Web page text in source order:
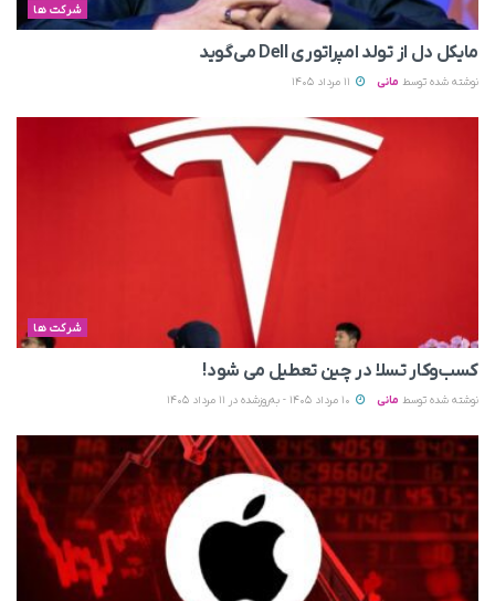
شرکت ها
مایکل دل از تولد امپراتوری Dell می‌گوید
نوشته شده توسط مانی
شرکت ها
کسب‌وکار تسلا در چین تعطیل می‌ شود!
نوشته شده توسط مانی